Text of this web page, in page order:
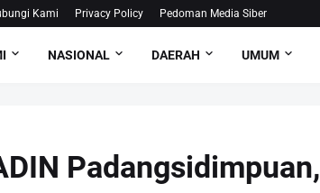
Kami Privacy Policy Pedoman Media Siber
NASIONAL DAERAH UMUM
Padangsidimpuan,